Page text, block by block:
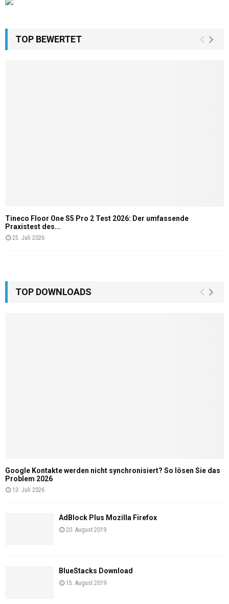
TOP BEWERTET
Tineco Floor One S5 Pro 2 Test 2026: Der umfassende
Praxistest des...
25. Juli 2026
TOP DOWNLOADS
Google Kontakte werden nicht synchronisiert? So lösen Sie das
Problem 2026
13. Juli 2026
AdBlock Plus Mozilla Firefox
20. August 2019
BlueStacks Download
15. August 2019